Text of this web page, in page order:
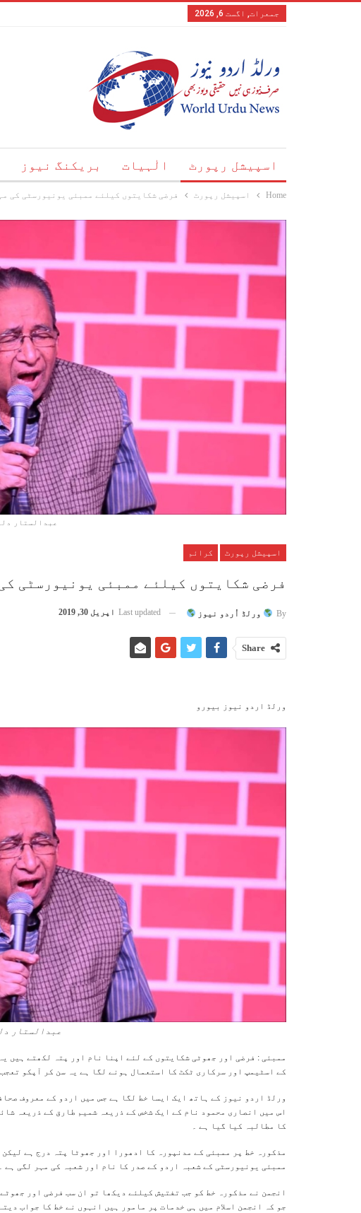
جمعرات, اگست 6, 2026
اسپیشل رپورٹ الٰہیات بریکنگ نیوز
Home اسپیشل رپورٹ فرضی شکایتوں کیلئے ممبئی یونیورسٹی کی
عبدالستار
اسپیشل رپورٹ کرائم
فرضی شکایتوں کیلئے ممبئی یونیورسٹی
By ورلڈ اُردو نیوز Last updated اپریل 30, 2019
Share
ورلڈ اردو نیوز بیورو
عبدالستار
ممبئی : فرضی اور جھوٹی شکایتوں کے لئے اپنا نام اور پتہ لکھتے ہیں
کے اسٹیمپ اور سرکاری ٹکٹ کا استعمال ہونے لگا ہے یہ سن کر آپکو
ورلڈ اردو نیوز کے ہاتھ ایک ایسا خط لگا ہے جس میں اردو کے معروف
اس میں انصاری محمود نام کے ایک شخص کے ذریعہ شمیم طارق کے ذریعہ
کا مطالبہ کیا گیا ہے ۔
مذکورہ خط پر ممبئی کے مدنپورہ کا ادھورا اور جھوٹا پتہ درج ہے
ممبئی یونیورسٹی کے شعبہ اردو کے صدر کا نام اور شعبہ کی مہر لگی ہے ۔
انجمن نے مذکورہ خط کو جب تفتیش کیلئے دیکھا تو ان سب فرضی اور
جو کہ انجمن اسلام میں ہی خدمات پر مامور ہیں انہوں نے خط کا جواب